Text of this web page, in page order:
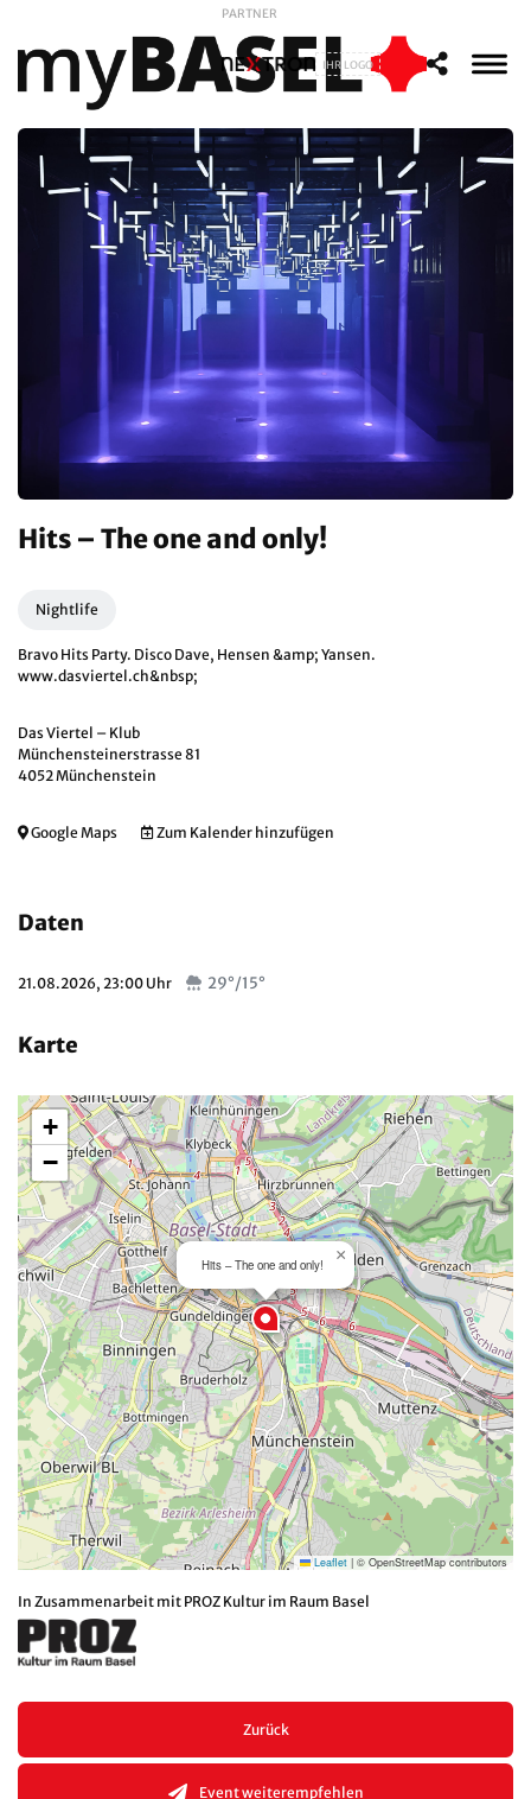
PARTNER
IHR LOGO
Hits – The one and only!
Nightlife
Bravo Hits Party. Disco Dave, Hensen &amp; Yansen.
www.dasviertel.ch&nbsp;
Das Viertel – Klub
Münchensteinerstrasse 81
4052 Münchenstein
Google Maps Zum Kalender hinzufügen
Daten
21.08.2026, 23:00 Uhr 29°/15°
Karte
Hits – The one and only! ×
+
−
Leaflet | © OpenStreetMap contributors
In Zusammenarbeit mit PROZ Kultur im Raum Basel
Zurück
Event weiterempfehlen